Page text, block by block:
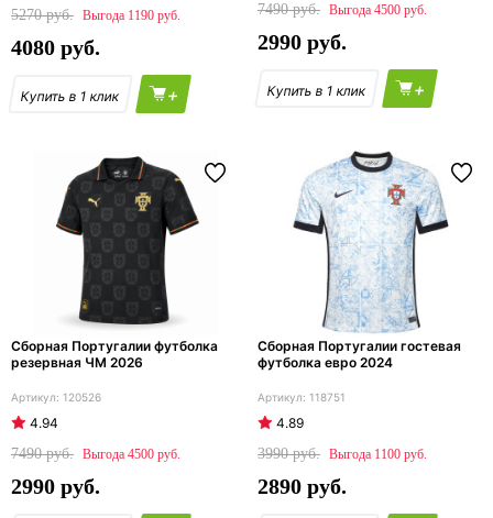
5270
1190
4080
+
7490
4500
2990
+
Сборная Португалии футболка
резервная ЧМ 2026
120526
4.94
7490
4500
2990
Сборная Португалии гостевая
футболка евро 2024
118751
4.89
3990
1100
2890